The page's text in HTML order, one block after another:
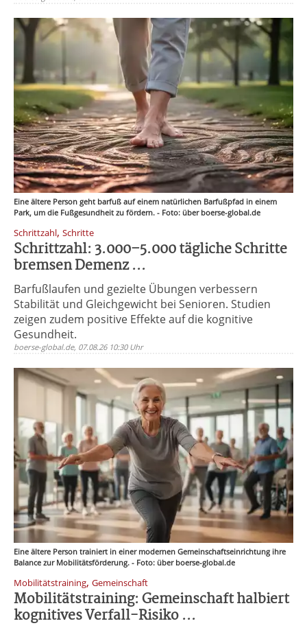
Eine ältere Person geht barfuß auf einem natürlichen Barfußpfad in einem
Park, um die Fußgesundheit zu fördern. - Foto: über boerse-global.de
Schrittzahl, Schritte
Schrittzahl: 3.000–5.000 tägliche Schritte
bremsen Demenz ...
Barfußlaufen und gezielte Übungen verbessern
Stabilität und Gleichgewicht bei Senioren. Studien
zeigen zudem positive Effekte auf die kognitive
Gesundheit.
boerse-global.de, 07.08.26 10:30 Uhr
Eine ältere Person trainiert in einer modernen Gemeinschaftseinrichtung ihre
Balance zur Mobilitätsförderung. - Foto: über boerse-global.de
Mobilitätstraining, Gemeinschaft
Mobilitätstraining: Gemeinschaft halbiert
kognitives Verfall-Risiko ...